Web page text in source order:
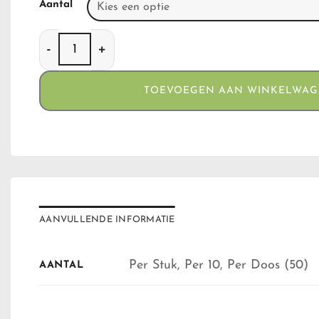
Aantal
Ocb Unbleached slim aantal
TOEVOEGEN AAN
AANVULLENDE INFORMATIE
AANTAL Per Stuk, Per 10, Per Doos (50)